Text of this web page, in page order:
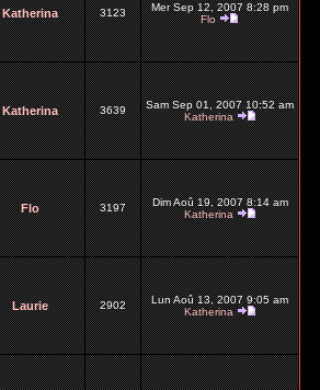
Katherina 3123
Mer Sep 12, 2007 8:28 pm
Flo
Katherina 3639
Sam Sep 01, 2007 10:52 am
Katherina
Flo 3197
Dim Aoû 19, 2007 8:14 am
Katherina
Laurie 2902
Lun Aoû 13, 2007 9:05 am
Katherina